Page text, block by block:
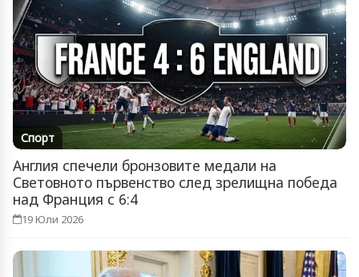
Спорт
Англия спечели бронзовите медали на
Световното първенство след зрелищна победа
над Франция с 6:4
19 Юли 2026